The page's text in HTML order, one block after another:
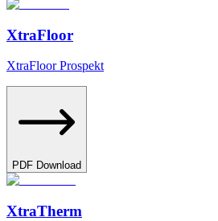
XtraFloor
XtraFloor Prospekt
PDF Download
XtraTherm